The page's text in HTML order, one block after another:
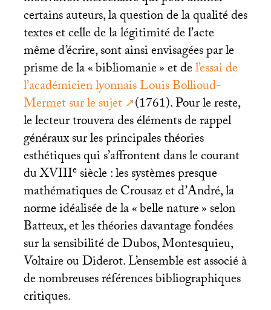
certains auteurs, la question de la qualité des
textes et celle de la légitimité de l’acte
même d’écrire, sont ainsi envisagées par le
prisme de la «bibliomanie» et del’essai de
l’académicien lyonnais Louis Bollioud-
Mermet sur le sujet
(1761). Pour le reste,
le lecteur trouvera des éléments de rappel
généraux sur les principales théories
esthétiques qui s’affrontent dans le courant
duXVIIIesiècle : les systèmes presque
mathématiques de Crousaz et d’André, la
norme idéalisée de la «belle nature» selon
Batteux, et les théories davantage fondées
sur la sensibilité de Dubos, Montesquieu,
Voltaire ou Diderot. L’ensemble est associé à
de nombreuses références bibliographiques
critiques.